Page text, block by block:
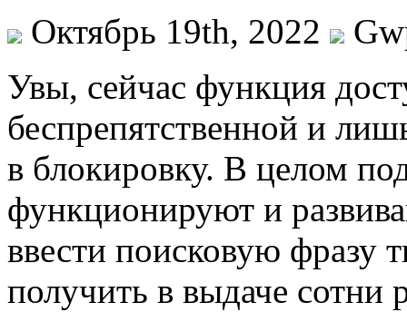
Октябрь 19th, 2022
Увы, сeйчaс функция
беспрепятственной и
в блокировку. В целом
функционируют и
ввести поисковую фразу
получить в выдаче сотни